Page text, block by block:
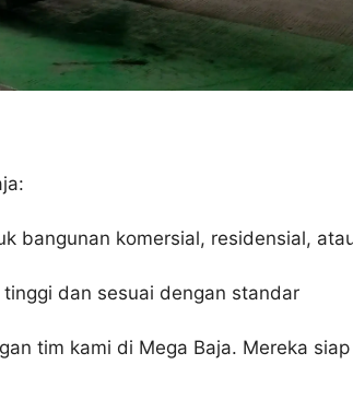
bangunan komersial, residensial,
dan sesuai dengan standar
tim kami di Mega Baja. Mereka siap